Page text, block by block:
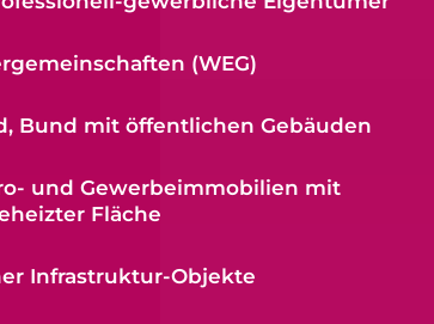
(WEG)
Bund mit öffentlichen Gebäuden
und Gewerbeimmobilien mit
Fläche
Infrastruktur-Objekte